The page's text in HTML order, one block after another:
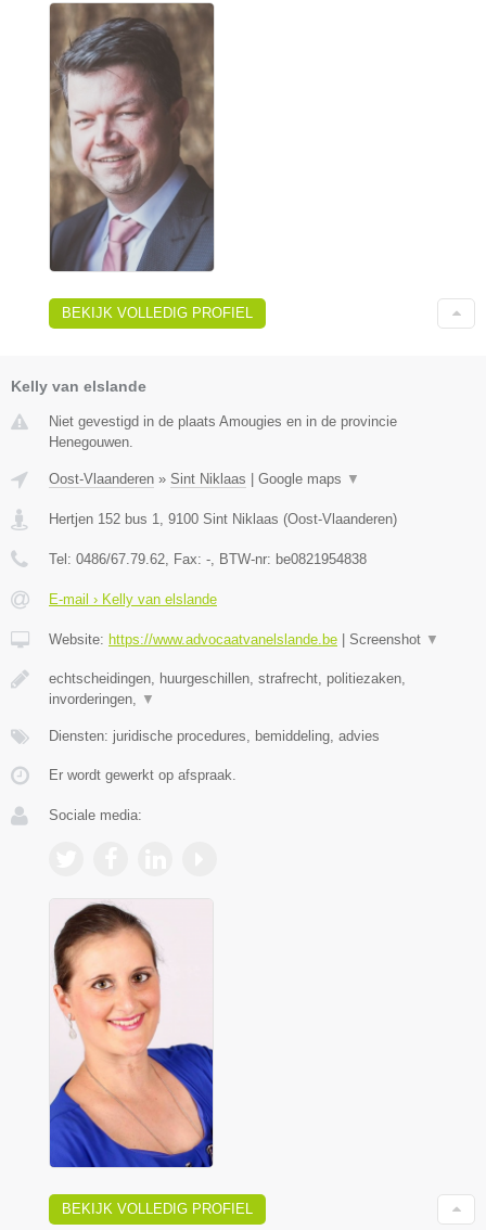
BEKIJK VOLLEDIG PROFIEL
Kelly van elslande
Niet gevestigd in de plaats Amougies en in de provincie
Henegouwen.
Oost-Vlaanderen » Sint Niklaas Google maps ▼
Hertjen 152 bus 1 9100 Sint Niklaas (Oost-Vlaanderen)
Tel: 0486/67.79.62 , Fax: - , BTW-nr: be0821954838
E-mail › Kelly van elslande
Website: https://www.advocaatvanelslande.be Screenshot ▼
echtscheidingen, huurgeschillen, strafrecht, politiezaken,
invorderingen,
▼
Diensten: juridische procedures, bemiddeling, advies
Er wordt gewerkt op afspraak.
Sociale media:
BEKIJK VOLLEDIG PROFIEL